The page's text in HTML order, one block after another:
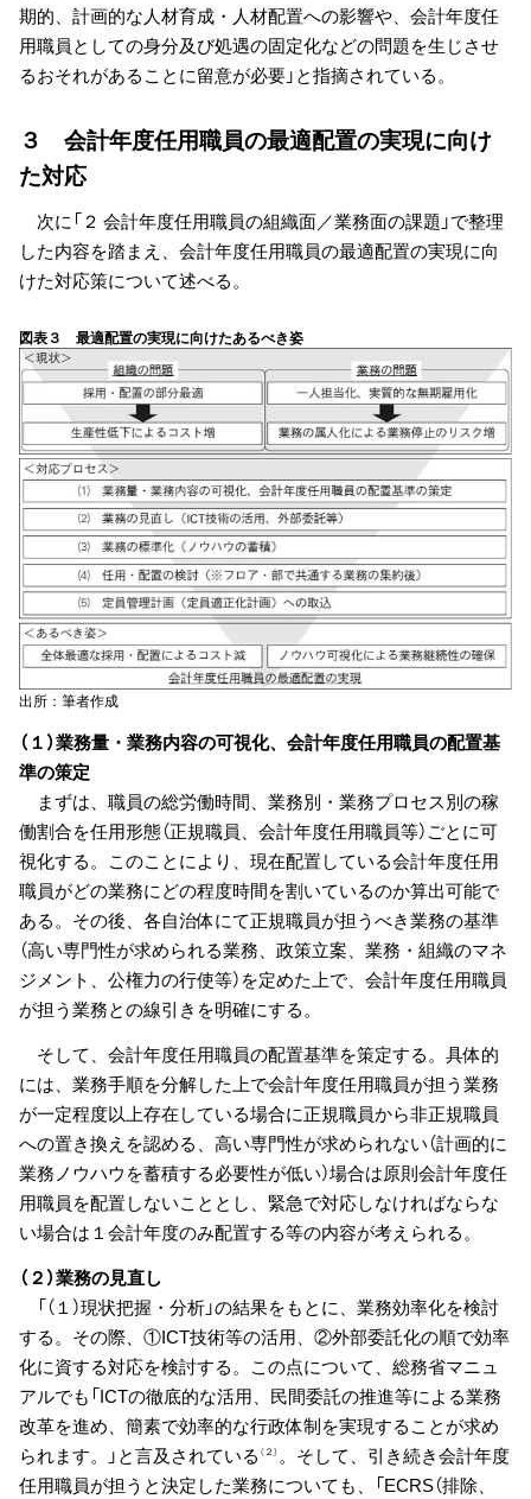
期的、計画的な人材育成・人材配置への影響や、会計年度任
用職員としての身分及び処遇の固定化などの問題を生じさせ
るおそれがあることに留意が必要」と指摘されている。
３ 会計年度任用職員の最適配置の実現に向け
た対応
次に「２ 会計年度任用職員の組織面／業務面の課題」で整理
した内容を踏まえ、会計年度任用職員の最適配置の実現に向
けた対応策について述べる。
図表３ 最適配置の実現に向けたあるべき姿
出所：筆者作成
（１）業務量・業務内容の可視化、会計年度任用職員の配置基
準の策定
まずは、職員の総労働時間、業務別・業務プロセス別の稼
働割合を任用形態（正規職員、会計年度任用職員等）ごとに可
視化する。このことにより、現在配置している会計年度任用
職員がどの業務にどの程度時間を割いているのか算出可能で
ある。その後、各自治体にて正規職員が担うべき業務の基準
（高い専門性が求められる業務、政策立案、業務・組織のマネ
ジメント、公権力の行使等）を定めた上で、会計年度任用職員
が担う業務との線引きを明確にする。
そして、会計年度任用職員の配置基準を策定する。具体的
には、業務手順を分解した上で会計年度任用職員が担う業務
が一定程度以上存在している場合に正規職員から非正規職員
への置き換えを認める、高い専門性が求められない（計画的に
業務ノウハウを蓄積する必要性が低い）場合は原則会計年度任
用職員を配置しないこととし、緊急で対応しなければならな
い場合は１会計年度のみ配置する等の内容が考えられる。
（２）業務の見直し
「（１）現状把握・分析」の結果をもとに、業務効率化を検討
する。その際、①ICT技術等の活用、②外部委託化の順で効率
化に資する対応を検討する。この点について、総務省マニュ
アルでも「ICTの徹底的な活用、民間委託の推進等による業務
改革を進め、簡素で効率的な行政体制を実現することが求め
られます。」と言及されている （２）。そして、引き続き会計年度
任用職員が担うと決定した業務についても、「ECRS（排除、